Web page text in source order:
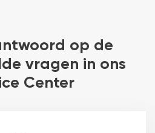
op de
vragen in ons
Center